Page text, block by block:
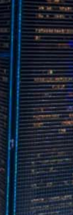
黃金
、工
親多
域，
區域
、崙
等。